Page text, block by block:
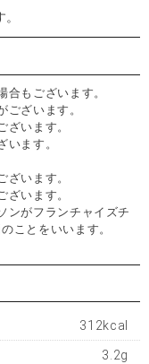
もございます。
ざいます。
います。
います。
います。
います。
ンがフランチャイズチ
ことをいいます。
312kcal
3.2g